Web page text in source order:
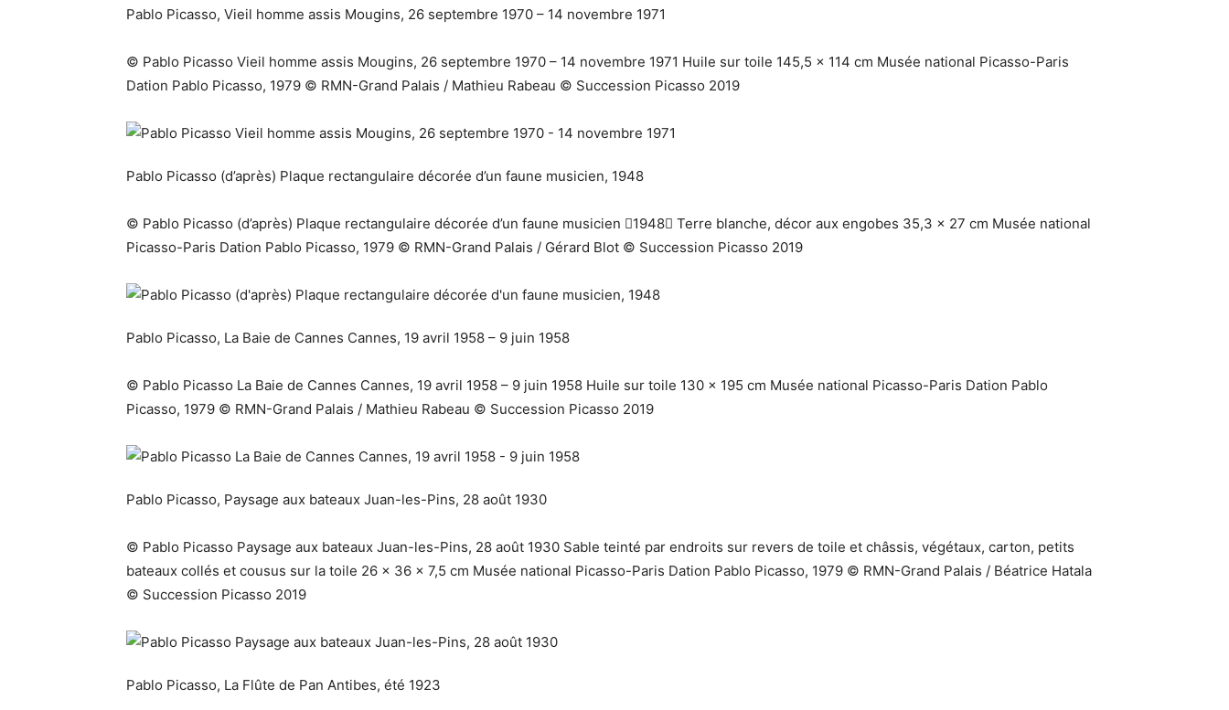
Pablo Picasso, Vieil homme assis Mougins, 26 septembre 1970 – 14 novembre 1971
© Pablo Picasso Vieil homme assis Mougins, 26 septembre 1970 – 14 novembre 1971 Huile sur toile 145,5 x 114 cm Musée national Picasso-Paris
Dation Pablo Picasso, 1979 © RMN-Grand Palais / Mathieu Rabeau © Succession Picasso 2019
Pablo Picasso (d’après) Plaque rectangulaire décorée d’un faune musicien, 1948
© Pablo Picasso (d’après) Plaque rectangulaire décorée d’un faune musicien 1948 Terre blanche, décor aux engobes 35,3 x 27 cm Musée national
Picasso-Paris Dation Pablo Picasso, 1979 © RMN-Grand Palais / Gérard Blot © Succession Picasso 2019
Pablo Picasso, La Baie de Cannes Cannes, 19 avril 1958 – 9 juin 1958
© Pablo Picasso La Baie de Cannes Cannes, 19 avril 1958 – 9 juin 1958 Huile sur toile 130 x 195 cm Musée national Picasso-Paris Dation Pablo
Picasso, 1979 © RMN-Grand Palais / Mathieu Rabeau © Succession Picasso 2019
Pablo Picasso, Paysage aux bateaux Juan-les-Pins, 28 août 1930
© Pablo Picasso Paysage aux bateaux Juan-les-Pins, 28 août 1930 Sable teinté par endroits sur revers de toile et châssis, végétaux, carton, petits
bateaux collés et cousus sur la toile 26 x 36 x 7,5 cm Musée national Picasso-Paris Dation Pablo Picasso, 1979 © RMN-Grand Palais / Béatrice Hatala
© Succession Picasso 2019
Pablo Picasso, La Flûte de Pan Antibes, été 1923